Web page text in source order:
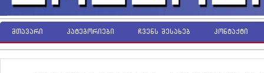
მთავარი კატეგორიები ჩვენს შესახებ კონტაქტი